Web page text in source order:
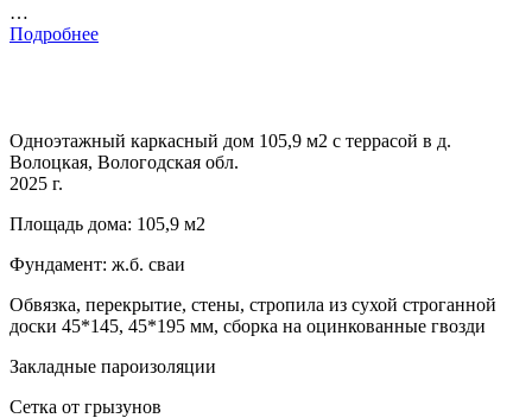
…
Подробнее
Одноэтажный каркасный дом 105,9 м2 с террасой в д.
Волоцкая, Вологодская обл.
2025 г.
Площадь дома: 105,9 м2
Фундамент: ж.б. сваи
Обвязка, перекрытие, стены, стропила из сухой строганной
доски 45*145, 45*195 мм, сборка на оцинкованные гвозди
Закладные пароизоляции
Сетка от грызунов